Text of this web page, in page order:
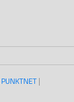
PUNKTNET |